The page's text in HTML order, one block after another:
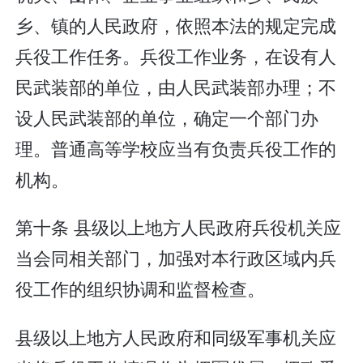
乡、镇的人民政府，依照本法的规定完成
兵役工作任务。兵役工作业务，在设有人
民武装部的单位，由人民武装部办理；不
设人民武装部的单位，确定一个部门办
理。普通高等学校应当有负责兵役工作的
机构。
第十条 县级以上地方人民政府兵役机关应
当会同相关部门，加强对本行政区域内兵
役工作的组织协调和监督检查。
县级以上地方人民政府和同级军事机关应